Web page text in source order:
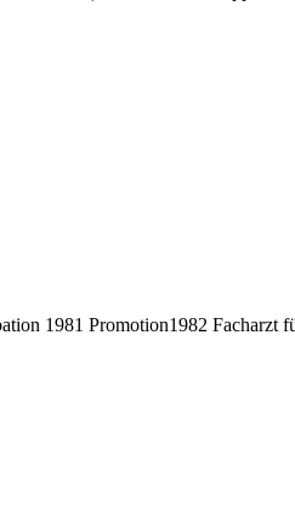
1981 Promotion1982 Facharzt